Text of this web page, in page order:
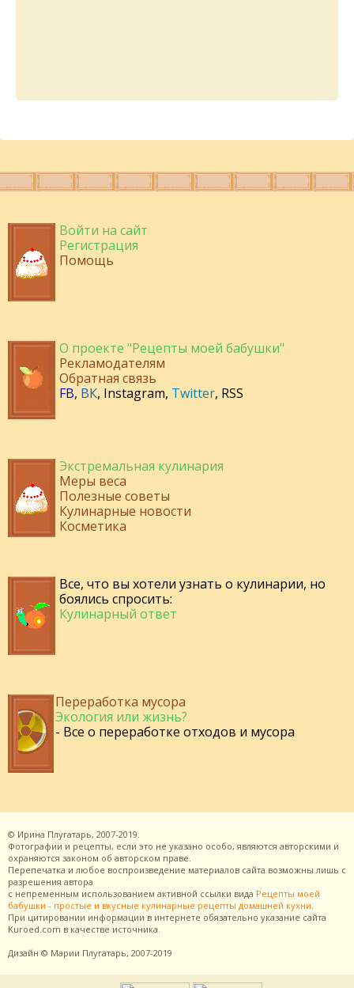
Войти на сайт
Регистрация
Помощь
О проекте "Рецепты моей бабушки"
Рекламодателям
Обратная связь
FB, ВК, Instagram, Twitter, RSS
Экстремальная кулинария
Меры веса
Полезные советы
Кулинарные новости
Косметика
Все, что вы хотели узнать о кулинарии, но
боялись спросить:
Кулинарный ответ
Переработка мусора
Экология или жизнь?
- Все о переработке отходов и мусора
© Ирина Плугатарь, 2007-2019.
Фотографии и рецепты, если это не указано особо, являются авторскими и
охраняются законом об авторском праве.
Перепечатка и любое воспроизведение материалов сайта возможны лишь с
разрешения автора
с непременным использованием активной ссылки вида Рецепты моей
бабушки - простые и вкусные кулинарные рецепты домашней кухни.
При цитировании информации в интернете обязательно указание сайта
Kuroed.com в качестве источника.
Дизайн © Марии Плугатарь, 2007-2019